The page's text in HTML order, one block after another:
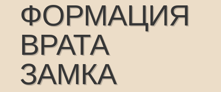
ФОРМАЦИЯ
ВРАТА
ЗАМКА